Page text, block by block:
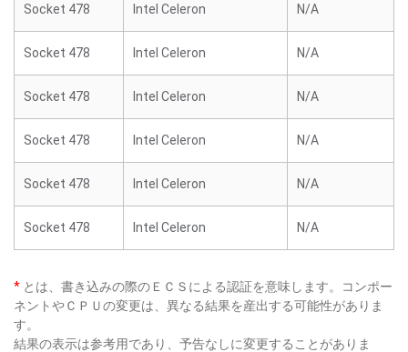
Socket 478 Intel Celeron N/A
Socket 478 Intel Celeron N/A
Socket 478 Intel Celeron N/A
Socket 478 Intel Celeron N/A
Socket 478 Intel Celeron N/A
Socket 478 Intel Celeron N/A
* とは、書き込みの際のＥＣＳによる認証を意味します。コンポー
ネントやＣＰＵの変更は、異なる結果を産出する可能性がありま
す。
結果の表示は参考用であり、予告なしに変更することがありま